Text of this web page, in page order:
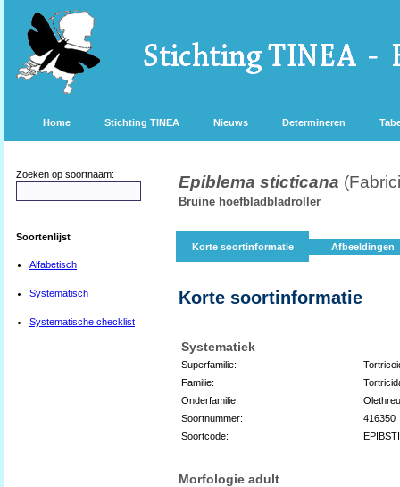
Home Stichting TINEA Nieuws Determineren
Zoeken op soortnaam:
Soortenlijst
Alfabetisch
Systematisch
Systematische checklist
Epiblema sticticana
Bruine hoefbladbladroller
Korte soortinformatie Afbeeldingen
Korte soortinformatie
Systematiek
Superfamilie:
Familie:
Onderfamilie:
Soortnummer:
416350
Soortcode:
Morfologie adult